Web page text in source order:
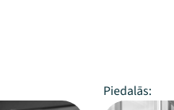
Piedalās: